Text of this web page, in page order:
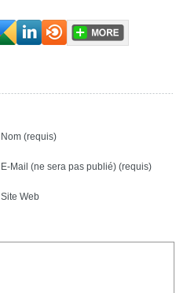
Nom (requis)
E-Mail (ne sera pas publié) (requis)
Site Web